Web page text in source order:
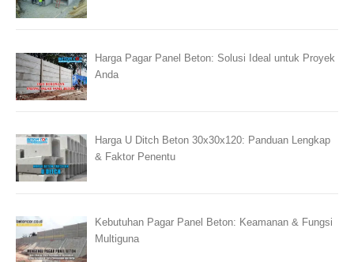
Harga Pagar Panel Beton: Solusi Ideal untuk Proyek
Anda
Harga U Ditch Beton 30x30x120: Panduan Lengkap
& Faktor Penentu
Kebutuhan Pagar Panel Beton: Keamanan & Fungsi
Multiguna